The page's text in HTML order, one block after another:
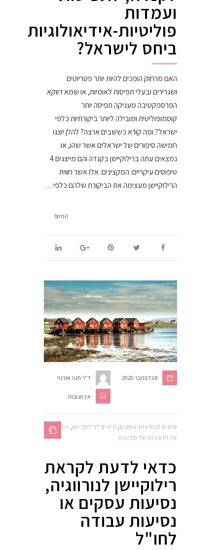
ועמדות
פוליטיות-אידיאולוגיות
ביחס לישראל?
האם מרחוק הופכים להיות יותר פטריוטים
ושגרירים ובעלי תפיסות לאומיות, או שמא דווקא
הפרספקטיבה מעניקה תפיסה יותר
קוסמופוליטית ומובילה ליותר ביקורתיות כלפי
ישראל? ומה קורא כששבים ארצה? להלן יוצגו
חמישה סיפורים של ישראלים אשר שהו, או
נמצאים עתה ברילוקיישן בקנדה והם מייצגים 4
טיפוסים עיקריים: המקצינים: אלו אשר חווית
הרילוקיישן מעצימה את הביקורת שלהם כלפי…
המשך
ד"ר חנה אורנוי 8 בדצמבר 2020
אין תגובות
טיפים לנסיעות עסקים טיפים לרילוקיישן נורווגיה
על תרבויות של מדינות
כדאי לדעת לקראת
רילוקיישן לנורווגיה,
נסיעות עסקים או
נסיעות עבודה
לחו"ל